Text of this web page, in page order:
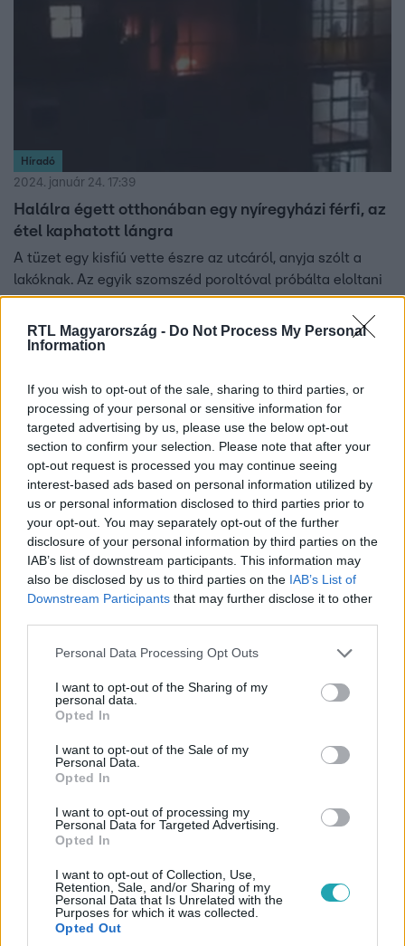
RTL Magyarország - Do Not Process My Personal
Information
If you wish to opt-out of the sale, sharing to third parties, or
processing of your personal or sensitive information for
targeted advertising by us, please use the below opt-out
section to confirm your selection. Please note that after your
opt-out request is processed you may continue seeing
interest-based ads based on personal information utilized by
us or personal information disclosed to third parties prior to
your opt-out. You may separately opt-out of the further
disclosure of your personal information by third parties on the
IAB’s list of downstream participants. This information may
also be disclosed by us to third parties on the IAB’s List of
Downstream Participants that may further disclose it to other
Please note that this website/app uses one or more Google
not limited to your visit or usage behaviour. You may click to
grant or deny consent to Google and its third-party tags to
use your data for below specified purposes in below Google
consent section.
Personal Data Processing Opt Outs
I want to opt-out of the Sharing of my
personal data.
Opted In
I want to opt-out of the Sale of my
Personal Data.
Opted In
I want to opt-out of processing my
Personal Data for Targeted Advertising.
Opted In
I want to opt-out of Collection, Use,
Retention, Sale, and/or Sharing of my
Personal Data that Is Unrelated with the
Purposes for which it was collected.
Opted Out
Híradó
2024. január 24. 17:39
Halálra égett otthonában egy nyíregyházi férfi, az
étel kaphatott lángra
A tüzet egy kisfiú vette észre az utcáról, anyja szólt a
lakóknak. Az egyik szomszéd poroltóval próbálta eloltani
a tüzet, de hiába.
Híradó
2024. január 24. 17:37
36 éves férfi halt meg az M3-as autópályán
amiben utazott, hátulról egy kamionba rohant az M3-
halálos áldozat az anyósülésen ült. A hátul ülő
könnyebben sérült, a sofőr nem sérült meg. Azt, hogy mi
okozta a Heves megyei Nagyfügednél történt tragédiát, a
rendőrök vizsgálják.